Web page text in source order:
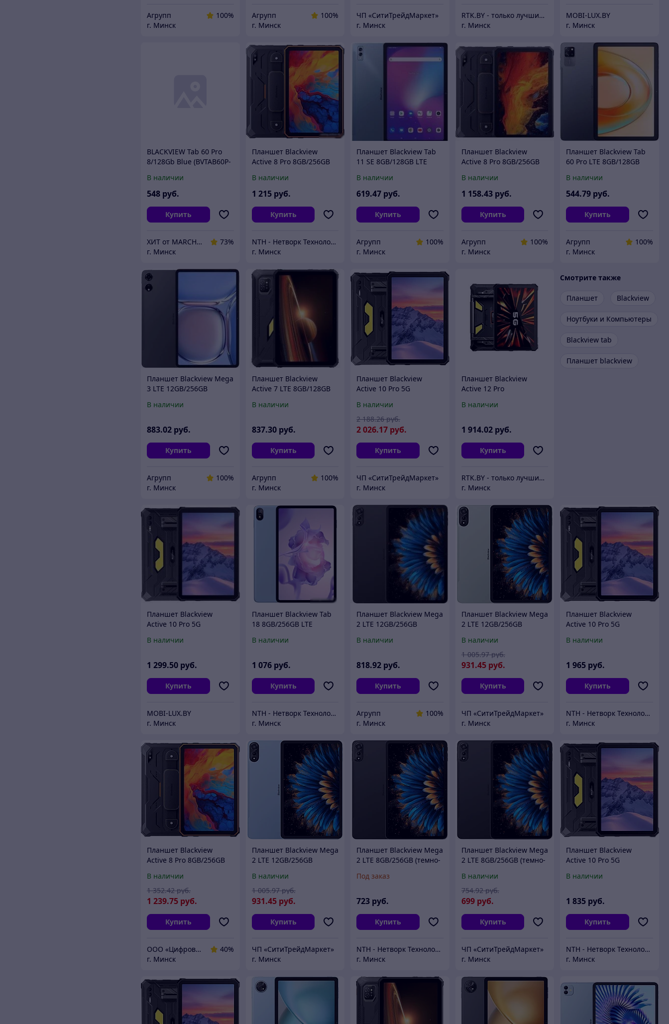
Агрупп
100%
г. Минск
Агрупп
100%
г. Минск
ЧП «СитиТрейдМаркет»
г. Минск
RTK.BY - только лучшие цены
г. Минск
MOBI-LUX.BY
г. Минск
BLACKVIEW Tab 60 Pro
8/128Gb Blue (BVTAB60P-
В наличии
548 руб.
Купить
ХИТ от MARCHENKO
73%
г. Минск
Планшет Blackview
Active 8 Pro 8GB/256GB
В наличии
1 215 руб.
Купить
NTH - Нетворк Технолоджи
г. Минск
Планшет Blackview Tab
11 SE 8GB/128GB LTE
В наличии
619.47 руб.
Купить
Агрупп
100%
г. Минск
Планшет Blackview
Active 8 Pro 8GB/256GB
В наличии
1 158.43 руб.
Купить
Агрупп
100%
г. Минск
Планшет Blackview Tab
60 Pro LTE 8GB/128GB
В наличии
544.79 руб.
Купить
Агрупп
100%
г. Минск
Планшет Blackview Mega
3 LTE 12GB/256GB
В наличии
883.02 руб.
Купить
Агрупп
100%
г. Минск
Планшет Blackview
Active 7 LTE 8GB/128GB
В наличии
837.30 руб.
Купить
Агрупп
100%
г. Минск
Планшет Blackview
Active 10 Pro 5G
В наличии
2 026.17 руб.
2 188.26 руб.
Купить
ЧП «СитиТрейдМаркет»
г. Минск
Планшет Blackview
Active 12 Pro
Android 15, черный
В наличии
1 914.02 руб.
Купить
RTK.BY - только лучшие цены
г. Минск
Смотрите также
Планшет Blackview
Ноутбуки и Компьютеры
Blackview tab
Планшет blackview
Планшет Blackview
Active 10 Pro 5G
В наличии
1 299.50 руб.
Купить
MOBI-LUX.BY
г. Минск
Планшет Blackview Tab
18 8GB/256GB LTE
В наличии
1 076 руб.
Купить
NTH - Нетворк Технолоджи
г. Минск
Планшет Blackview Mega
2 LTE 12GB/256GB
В наличии
818.92 руб.
Купить
Агрупп
100%
г. Минск
Планшет Blackview Mega
2 LTE 12GB/256GB
В наличии
931.45 руб.
1 005.97 руб.
Купить
ЧП «СитиТрейдМаркет»
г. Минск
Планшет Blackview
Active 10 Pro 5G
В наличии
1 965 руб.
Купить
NTH - Нетворк Технолоджи
г. Минск
Планшет Blackview
Active 8 Pro 8GB/256GB
В наличии
1 239.75 руб.
1 352.42 руб.
Купить
ООО «Цифровая сфера»
40%
г. Минск
Планшет Blackview Mega
2 LTE 12GB/256GB
В наличии
931.45 руб.
1 005.97 руб.
Купить
ЧП «СитиТрейдМаркет»
г. Минск
Планшет Blackview Mega
2 LTE 8GB/256GB (темно-
Под заказ
723 руб.
Купить
NTH - Нетворк Технолоджи
г. Минск
Планшет Blackview Mega
2 LTE 8GB/256GB (темно-
В наличии
699 руб.
754.92 руб.
Купить
ЧП «СитиТрейдМаркет»
г. Минск
Планшет Blackview
Active 10 Pro 5G
В наличии
1 835 руб.
Купить
NTH - Нетворк Технолоджи
г. Минск